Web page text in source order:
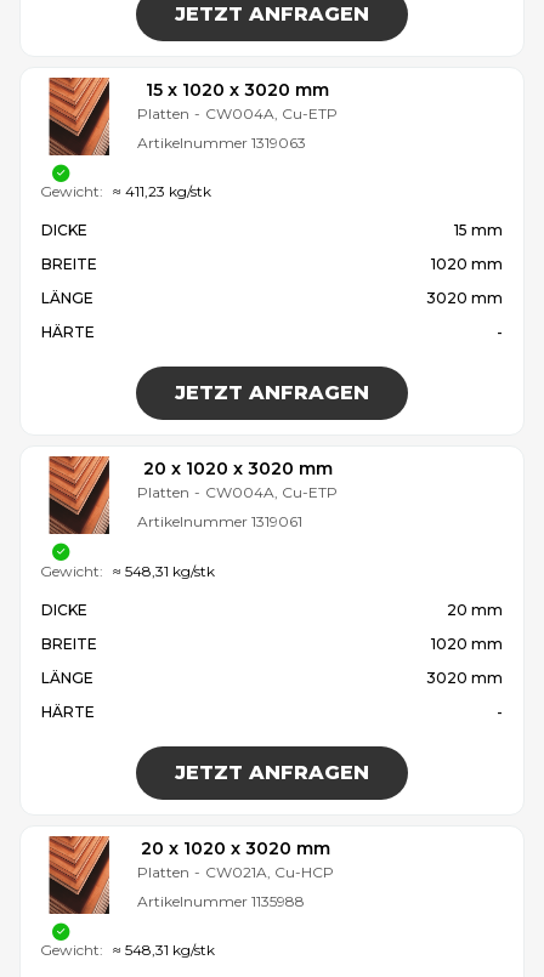
JETZT ANFRAGEN
15 x 1020 x 3020 mm
Platten - CW004A, Cu-ETP
Artikelnummer 1319063
DICKE
15 mm
BREITE
1020 mm
LÄNGE
3020 mm
HÄRTE
-
JETZT ANFRAGEN
Gewicht: ≈ 411,23 kg/stk
20 x 1020 x 3020 mm
Platten - CW004A, Cu-ETP
Artikelnummer 1319061
DICKE
20 mm
BREITE
1020 mm
LÄNGE
3020 mm
HÄRTE
-
JETZT ANFRAGEN
Gewicht: ≈ 548,31 kg/stk
20 x 1020 x 3020 mm
Platten - CW021A, Cu-HCP
Artikelnummer 1135988
Gewicht: ≈ 548,31 kg/stk